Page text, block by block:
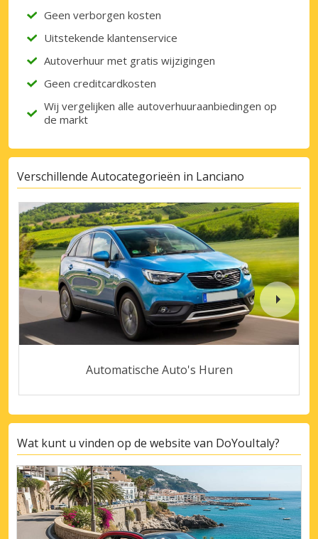
Geen verborgen kosten
Uitstekende klantenservice
Autoverhuur met gratis wijzigingen
Geen creditcardkosten
Wij vergelijken alle autoverhuuraanbiedingen op
de markt
Verschillende Autocategorieën in Lanciano
Automatische Auto's Huren
Wat kunt u vinden op de website van DoYouItaly?